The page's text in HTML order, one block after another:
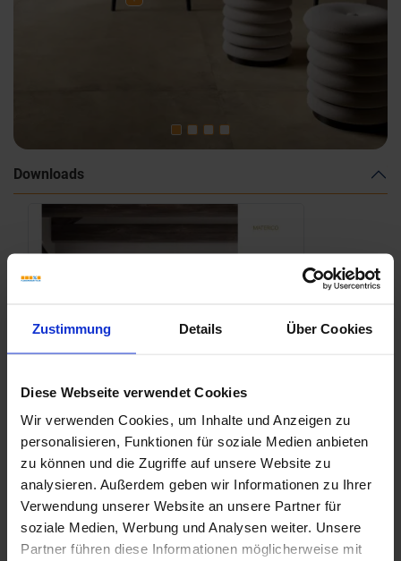
Zustimmung Details Über Cookies
Diese Webseite verwendet Cookies
Wir verwenden Cookies, um Inhalte und Anzeigen zu
personalisieren, Funktionen für soziale Medien anbieten
zu können und die Zugriffe auf unsere Website zu
analysieren. Außerdem geben wir Informationen zu Ihrer
Verwendung unserer Website an unsere Partner für
soziale Medien, Werbung und Analysen weiter. Unsere
Partner führen diese Informationen möglicherweise mit
Downloads